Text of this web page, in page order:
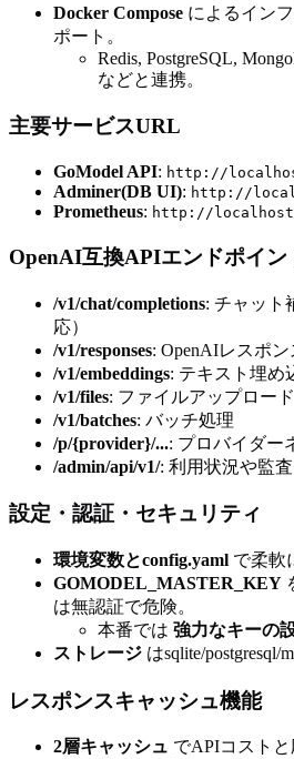
Docker Compose によるイン
ポート。
Redis, PostgreSQL,
などと連携。
主要サービスURL
GoModel API: http://
Adminer(DB UI): http://
Prometheus: http://
OpenAI互換APIエンドポイン
/v1/chat/completions: チャット
応）
/v1/responses: OpenAIレスポ
/v1/embeddings: テキスト埋め
/v1/files: ファイルアップロー
/v1/batches: バッチ処理
/p/{provider}/...: プロバイダー
/admin/api/v1/: 利用状況や監
設定・認証・セキュリティ
環境変数とconfig.yaml で柔軟
GOMODEL_MASTER_KEY
は無認証で危険。
本番では 強力なキーの
ストレージ はsqlite/postgresql/
レスポンスキャッシュ機能
2層キャッシュ でAPIコストと